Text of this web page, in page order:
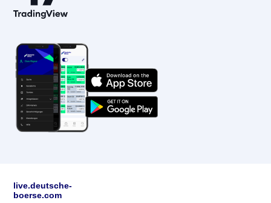
live.deutsche-
boerse.com